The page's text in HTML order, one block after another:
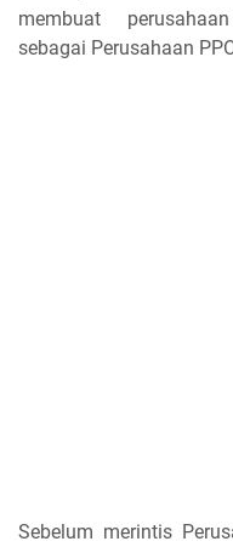
membuat
sebagai Perusahaan
Sebelum merintis